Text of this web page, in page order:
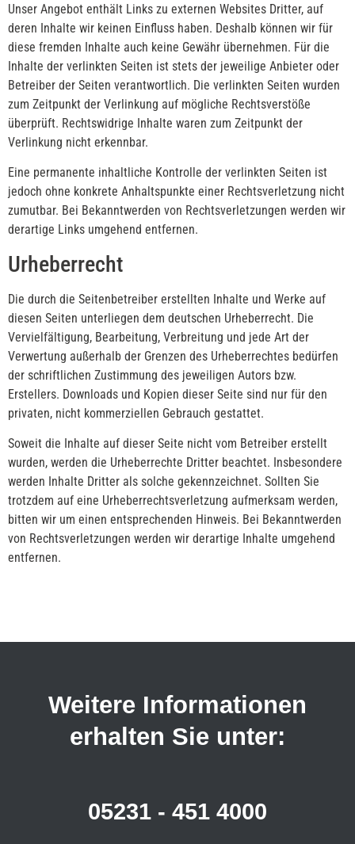
Unser Angebot enthält Links zu externen Websites Dritter, auf
deren Inhalte wir keinen Einfluss haben. Deshalb können wir für
diese fremden Inhalte auch keine Gewähr übernehmen. Für die
Inhalte der verlinkten Seiten ist stets der jeweilige Anbieter oder
Betreiber der Seiten verantwortlich. Die verlinkten Seiten wurden
zum Zeitpunkt der Verlinkung auf mögliche Rechtsverstöße
überprüft. Rechtswidrige Inhalte waren zum Zeitpunkt der
Verlinkung nicht erkennbar.
Eine permanente inhaltliche Kontrolle der verlinkten Seiten ist
jedoch ohne konkrete Anhaltspunkte einer Rechtsverletzung nicht
zumutbar. Bei Bekanntwerden von Rechtsverletzungen werden wir
derartige Links umgehend entfernen.
Urheberrecht
Die durch die Seitenbetreiber erstellten Inhalte und Werke auf
diesen Seiten unterliegen dem deutschen Urheberrecht. Die
Vervielfältigung, Bearbeitung, Verbreitung und jede Art der
Verwertung außerhalb der Grenzen des Urheberrechtes bedürfen
der schriftlichen Zustimmung des jeweiligen Autors bzw.
Erstellers. Downloads und Kopien dieser Seite sind nur für den
privaten, nicht kommerziellen Gebrauch gestattet.
Soweit die Inhalte auf dieser Seite nicht vom Betreiber erstellt
wurden, werden die Urheberrechte Dritter beachtet. Insbesondere
werden Inhalte Dritter als solche gekennzeichnet. Sollten Sie
trotzdem auf eine Urheberrechtsverletzung aufmerksam werden,
bitten wir um einen entsprechenden Hinweis. Bei Bekanntwerden
von Rechtsverletzungen werden wir derartige Inhalte umgehend
entfernen.
Weitere Informationen
erhalten Sie unter:
05231 - 451 4000